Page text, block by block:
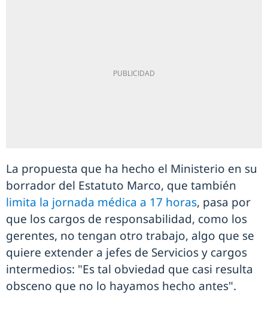
La propuesta que ha hecho el Ministerio en su
borrador del Estatuto Marco, que también
limita la jornada médica a 17 horas, pasa por
que los cargos de responsabilidad, como los
gerentes, no tengan otro trabajo, algo que se
quiere extender a jefes de Servicios y cargos
intermedios: "Es tal obviedad que casi resulta
obsceno que no lo hayamos hecho antes".